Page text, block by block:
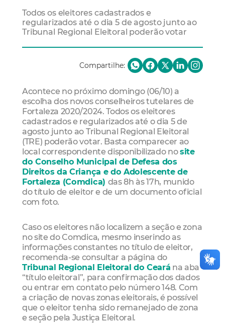
Todos os eleitores cadastrados e
regularizados até o dia 5 de agosto junto ao
Tribunal Regional Eleitoral poderão votar
Compartilhe:
Acontece no próximo domingo (06/10) a
escolha dos novos conselheiros tutelares de
Fortaleza 2020/2024. Todos os eleitores
cadastrados e regularizados até o dia 5 de
agosto junto ao Tribunal Regional Eleitoral
(TRE) poderão votar. Basta comparecer ao
local correspondente disponibilizado nosite
do Conselho Municipal de Defesa dos
Direitos da Criança e do Adolescente de
Fortaleza (Comdica) das 8h às 17h, munido
do título de eleitor e de um documento oficial
com foto.
Caso os eleitores não localizem a seção e zona
no site do Comdica, mesmo inserindo as
informações constantes no título de eleitor,
recomenda-se consultar a página do
Tribunal Regional Eleitoral do Ceará na aba
“título eleitoral”, para confirmação dos dados
ou entrar em contato pelo número 148. Com
a criação de novas zonas eleitorais, é possível
que o eleitor tenha sido remanejado de zona
e seção pela Justiça Eleitoral.